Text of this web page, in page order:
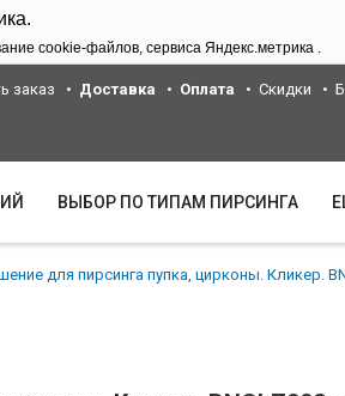
cookie-файлов, сервиса Яндекс.метрика .
заказ Доставка Оплата Скидки
ВЫБОР ПО ТИПАМ ПИРСИНГА
для пирсинга пупка, цирконы. Кликер.